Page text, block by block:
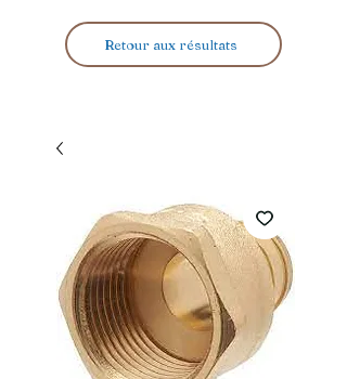
Retour aux résultats